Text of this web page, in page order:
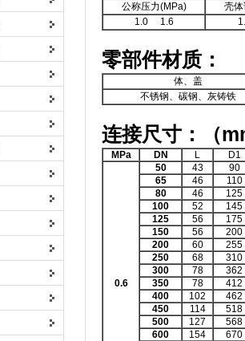
公称压力(MPa)
壳
1.0 1.6
零部件材质：
体、盖
不锈钢、碳钢、灰铸铁
连接尺寸：（
MPa DN L D1
0.6
50 43
90
65
46
110
80
46
125
100
52
145
125
56
175
150
56
200
200
60
255
250
68
310
300
78
362
350
78
412
400
102
462
450
114
518
500
127
568
600
154
670